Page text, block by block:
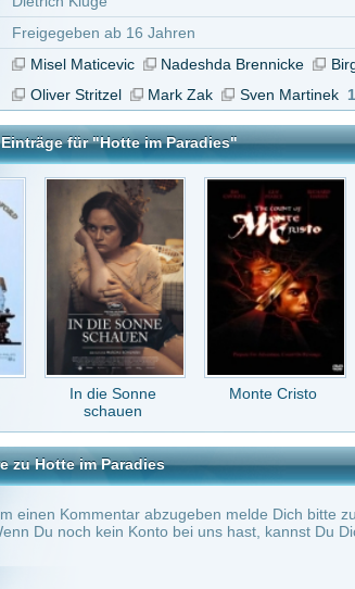
Sonne Monte Cristo Zeit der Zärtlichkeit
abzugeben melde Dich bitte zuerst an.
Konto bei uns hast, kannst Du Dich hierregistrieren.
Keine Kommentare vorhanden.